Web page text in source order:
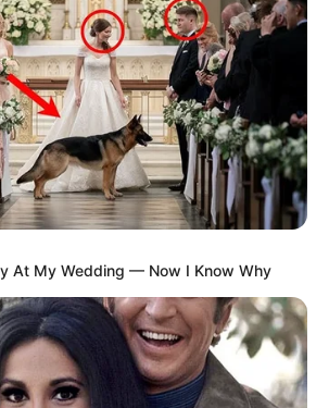
At My Wedding — Now I Know Why